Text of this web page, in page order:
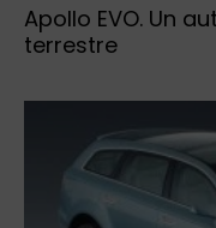
Apollo EVO. Un
terrestre